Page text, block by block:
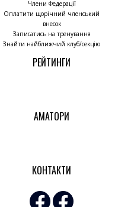
Члени Федерації
Оплатити щорічний членський
внесок
Записатись на тренування
Знайти найближчий клуб/секцію
РЕЙТИНГИ
АМАТОРИ
КОНТАКТИ